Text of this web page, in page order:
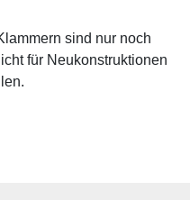
sind nur noch
für Neukonstruktionen